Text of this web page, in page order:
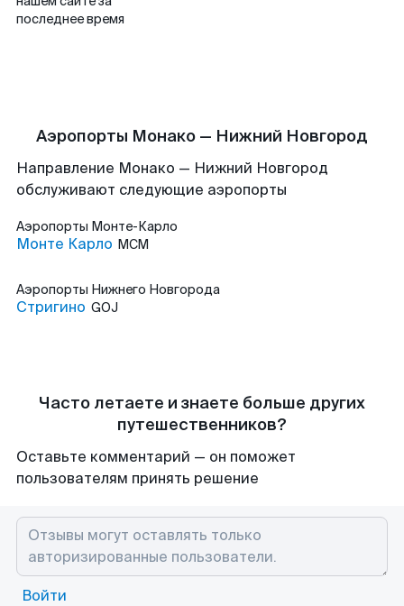
последнее время
Аэропорты Монако — Нижний Новгород
Направление Монако — Нижний Новгород
обслуживают следующие аэропорты
Аэропорты Монте-Карло
Монте Карло MCM
Аэропорты Нижнего Новгорода
Стригино GOJ
Часто летаете и знаете больше других
путешественников?
Оставьте комментарий — он поможет
пользователям принять решение
Войти